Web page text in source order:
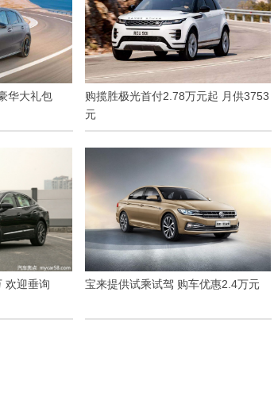
华大礼包
购揽胜极光首付2.78万元起 月供3753
元
欢迎垂询 宝来提供试乘试驾 购车优惠2.4万元